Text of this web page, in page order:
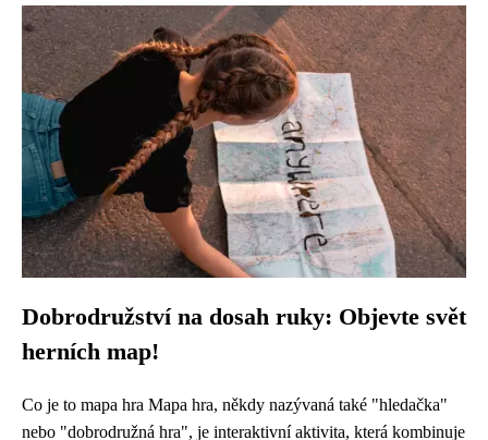
Dobrodružství na dosah ruky: Objevte svět
herních map!
Co je to mapa hra Mapa hra, někdy nazývaná také "hledačka"
nebo "dobrodružná hra", je interaktivní aktivita, která kombinuje